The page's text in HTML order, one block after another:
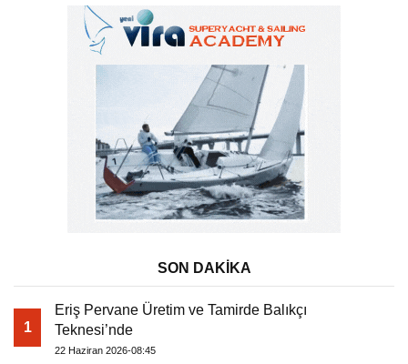
SON DAKİKA
1
Eriş Pervane Üretim ve Tamirde Balıkçı
Teknesi’nde
22 Haziran 2026-08:45